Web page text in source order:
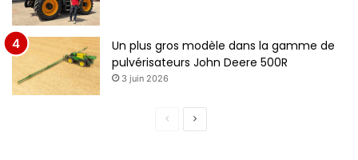
Un plus gros modèle dans la gamme de
pulvérisateurs John Deere 500R
3 juin 2026
Page
Page